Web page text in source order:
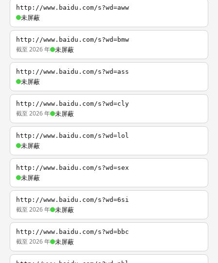
http://www.baidu.com/s?wd=aww
未屏蔽
http://www.baidu.com/s?wd=bmw
截至 2026 年 未屏蔽
http://www.baidu.com/s?wd=ass
未屏蔽
http://www.baidu.com/s?wd=cly
截至 2026 年 未屏蔽
http://www.baidu.com/s?wd=lol
未屏蔽
http://www.baidu.com/s?wd=sex
未屏蔽
http://www.baidu.com/s?wd=6si
截至 2026 年 未屏蔽
http://www.baidu.com/s?wd=bbc
截至 2026 年 未屏蔽